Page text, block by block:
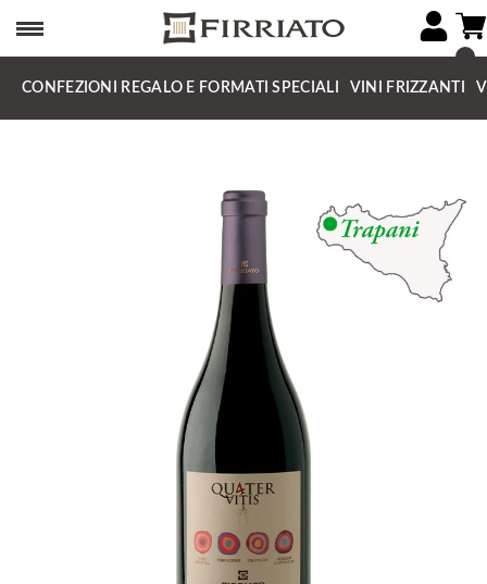
CONFEZIONI REGALO E FORMATI SPECIALI VINI FRIZZANTI